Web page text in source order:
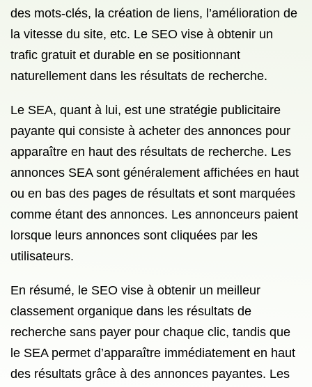
des mots-clés, la création de liens, l’amélioration de
la vitesse du site, etc. Le SEO vise à obtenir un
trafic gratuit et durable en se positionnant
naturellement dans les résultats de recherche.
Le SEA, quant à lui, est une stratégie publicitaire
payante qui consiste à acheter des annonces pour
apparaître en haut des résultats de recherche. Les
annonces SEA sont généralement affichées en haut
ou en bas des pages de résultats et sont marquées
comme étant des annonces. Les annonceurs paient
lorsque leurs annonces sont cliquées par les
utilisateurs.
En résumé, le SEO vise à obtenir un meilleur
classement organique dans les résultats de
recherche sans payer pour chaque clic, tandis que
le SEA permet d’apparaître immédiatement en haut
des résultats grâce à des annonces payantes. Les